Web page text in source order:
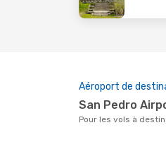
Aéroport de
San Pedro
Pour les vols à